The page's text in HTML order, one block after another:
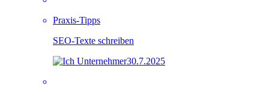
Praxis-Tipps
SEO-Texte schreiben
30.7.2025